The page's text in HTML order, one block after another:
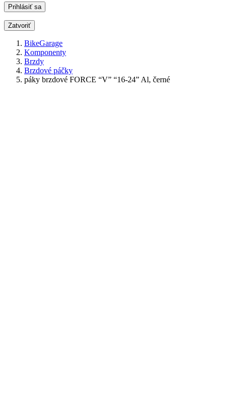
Zatvoriť
BikeGarage
Komponenty
Brzdy
Brzdové páčky
páky brzdové FORCE “V” “16-24” Al, černé